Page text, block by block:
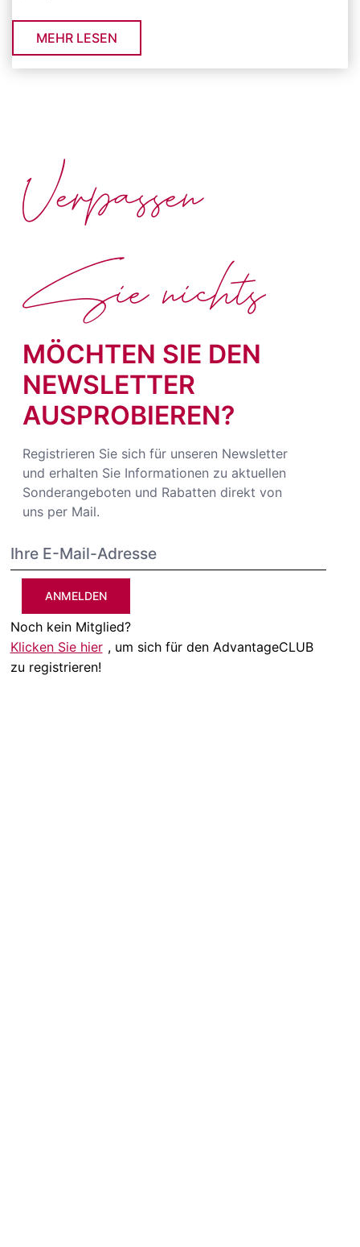
MEHR LESEN
MÖCHTEN SIE DEN
NEWSLETTER
AUSPROBIEREN?
Registrieren Sie sich für unseren Newsletter
und erhalten Sie Informationen zu aktuellen
Sonderangeboten und Rabatten direkt von
uns per Mail.
ANMELDEN
Noch kein Mitglied?
Klicken Sie hier , um sich für den AdvantageCLUB
zu registrieren!
Verpassen
Sie nichts